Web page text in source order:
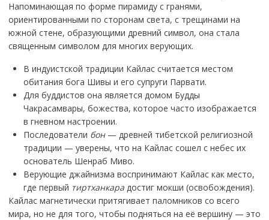
Напоминающая по форме пирамиду с гранями,
ориентированными по сторонам света, с трещинами на
южной стене, образующими древний символ, она стала
священным символом для многих верующих.
В индуистской традиции Кайлас считается местом
обитания бога Шивы и его супруги Парвати.
Для буддистов она является домом Будды
Чакрасамвары, божества, которое часто изображается
в гневном настроении.
Последователи бон— древней тибетской религиозной
традиции — уверены, что на Кайлас сошел с небес их
основатель Шенраб Миво.
Верующие джайнизма воспринимают Кайлас как место,
где первый тиртханкарадостиг мокши (освобождения).
Кайлас магнетически притягивает паломников со всего
мира, но не для того, чтобы подняться на её вершину — это